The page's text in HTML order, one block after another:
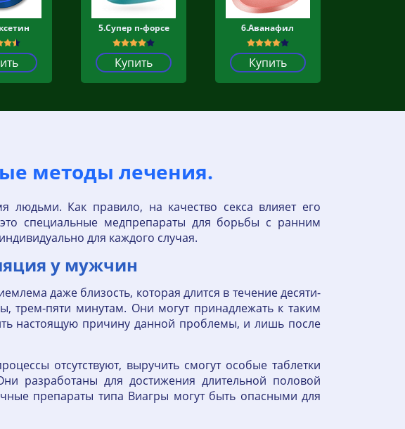
5.Супер п-форсе
Купить
6.Аванафил
Купить
методы лечения.
людьми. Как правило, на качество секса влияет его
специальные медпрепараты для борьбы с ранним
для каждого случая.
у мужчин
даже близость, которая длится в течение десяти-
трем-пяти минутам. Они могут принадлежать к таким
настоящую причину данной проблемы, и лишь после
отсутствуют, выручить смогут особые таблетки
разработаны для достижения длительной половой
препараты типа Виагры могут быть опасными для